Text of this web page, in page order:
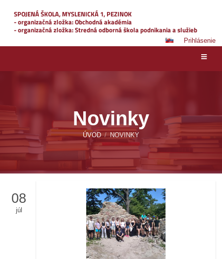
SPOJENÁ ŠKOLA, MYSLENICKÁ 1, PEZINOK
- organizačná zložka: Obchodná akadémia
- organizačná zložka: Stredná odborná škola podnikania a služieb
Prihlásenie
Novinky
ÚVOD / NOVINKY
08
júl